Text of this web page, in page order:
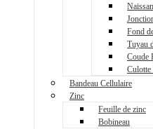
Fond
Tuyau
Coude
Culotte
Bandeau Cellulaire
Zinc
Feuille de zinc
Bobineau